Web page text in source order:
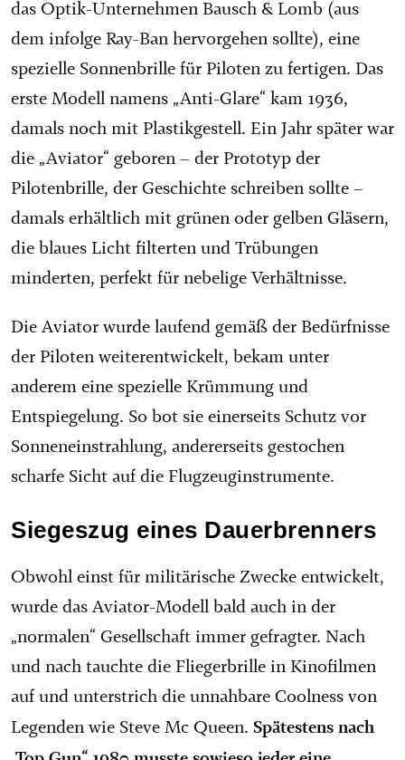
das Optik-Unternehmen Bausch & Lomb (aus
dem infolge Ray-Ban hervorgehen sollte), eine
spezielle Sonnenbrille für Piloten zu fertigen. Das
erste Modell namens „Anti-Glare“ kam 1936,
damals noch mit Plastikgestell. Ein Jahr später war
die „Aviator“ geboren – der Prototyp der
Pilotenbrille, der Geschichte schreiben sollte –
damals erhältlich mit grünen oder gelben Gläsern,
die blaues Licht filterten und Trübungen
minderten, perfekt für nebelige Verhältnisse.
Die Aviator wurde laufend gemäß der Bedürfnisse
der Piloten weiterentwickelt, bekam unter
anderem eine spezielle Krümmung und
Entspiegelung. So bot sie einerseits Schutz vor
Sonneneinstrahlung, andererseits gestochen
scharfe Sicht auf die Flugzeuginstrumente.
Siegeszug eines Dauerbrenners
Obwohl einst für militärische Zwecke entwickelt,
wurde das Aviator-Modell bald auch in der
„normalen“ Gesellschaft immer gefragter. Nach
und nach tauchte die Fliegerbrille in Kinofilmen
auf und unterstrich die unnahbare Coolness von
Legenden wie Steve Mc Queen. Spätestens nach